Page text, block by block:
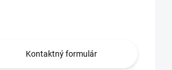
Kontaktný formulár